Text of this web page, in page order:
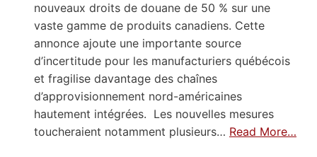
nouveaux droits de douane de 50 % sur une
vaste gamme de produits canadiens. Cette
annonce ajoute une importante source
d’incertitude pour les manufacturiers québécois
et fragilise davantage des chaînes
d’approvisionnement nord-américaines
hautement intégrées. Les nouvelles mesures
toucheraient notamment plusieurs… Read More…